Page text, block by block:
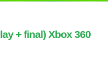
+ final) Xbox 360